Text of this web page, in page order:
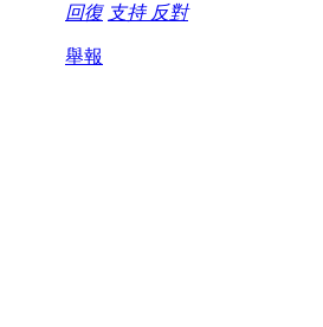
回復 支持 反對
舉報